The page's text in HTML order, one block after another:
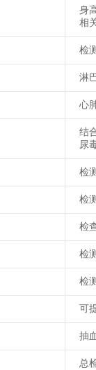
身
相
检
淋
心
结
尿
检
检
检
检
检
可
抽
总